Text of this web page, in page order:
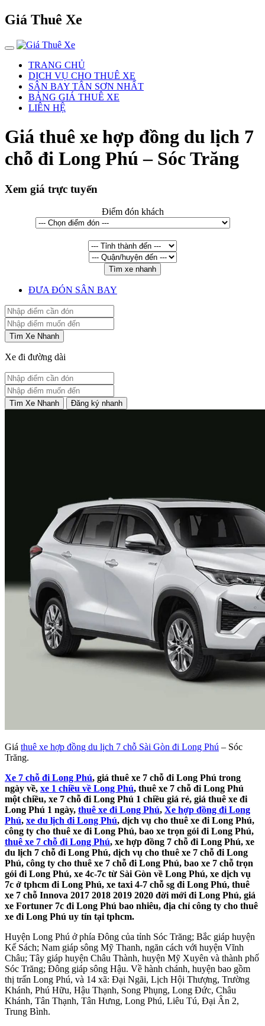
Giá Thuê Xe
TRANG CHỦ
DỊCH VỤ CHO THUÊ XE
SÂN BAY TÂN SƠN NHẤT
BẢNG GIÁ THUÊ XE
LIÊN HỆ
Giá thuê xe hợp đồng du lịch 7
chỗ đi Long Phú – Sóc Trăng
Xem giá trực tuyến
Điểm đón khách
Tìm xe nhanh
ĐƯA ĐÓN SÂN BAY
Tìm Xe Nhanh
Xe đi đường dài
Tìm Xe Nhanh Đăng ký nhanh
Giá thuê xe hợp đồng du lịch 7 chỗ Sài Gòn đi Long Phú – Sóc
Trăng.
Xe 7 chỗ đi Long Phú, giá thuê xe 7 chỗ đi Long Phú trong
ngày về, xe 1 chiều về Long Phú, thuê xe 7 chỗ đi Long Phú
một chiều, xe 7 chỗ đi Long Phú 1 chiều giá rẻ, giá thuê xe đi
Long Phú 1 ngày, thuê xe đi Long Phú, Xe hợp đồng đi Long
Phú, xe du lịch đi Long Phú, dịch vụ cho thuê xe đi Long Phú,
công ty cho thuê xe đi Long Phú, bao xe trọn gói đi Long Phú,
thuê xe 7 chỗ đi Long Phú, xe hợp đồng 7 chỗ đi Long Phú, xe
du lịch 7 chỗ đi Long Phú, dịch vụ cho thuê xe 7 chỗ đi Long
Phú, công ty cho thuê xe 7 chỗ đi Long Phú, bao xe 7 chỗ trọn
gói đi Long Phú, xe 4c-7c từ Sài Gòn về Long Phú, xe dịch vụ
7c ở tphcm đi Long Phú, xe taxi 4-7 chỗ sg đi Long Phú, thuê
xe 7 chỗ Innova 2017 2018 2019 2020 đời mới đi Long Phú, giá
xe Fortuner 7c đi Long Phú bao nhiêu, địa chỉ công ty cho thuê
xe đi Long Phú uy tín tại tphcm.
Huyện Long Phú ở phía Đông của tỉnh Sóc Trăng; Bắc giáp huyện
Kế Sách; Nam giáp sông Mỹ Thanh, ngăn cách với huyện Vĩnh
Châu; Tây giáp huyện Châu Thành, huyện Mỹ Xuyên và thành phố
Sóc Trăng; Đông giáp sông Hậu. Về hành chánh, huyện bao gồm
thị trấn Long Phú, và 14 xã: Đại Ngãi, Lịch Hội Thượng, Trường
Khánh, Phú Hữu, Hậu Thạnh, Song Phụng, Long Đức, Châu
Khánh, Tân Thạnh, Tân Hưng, Long Phú, Liêu Tú, Đại Ân 2,
Trung Bình.